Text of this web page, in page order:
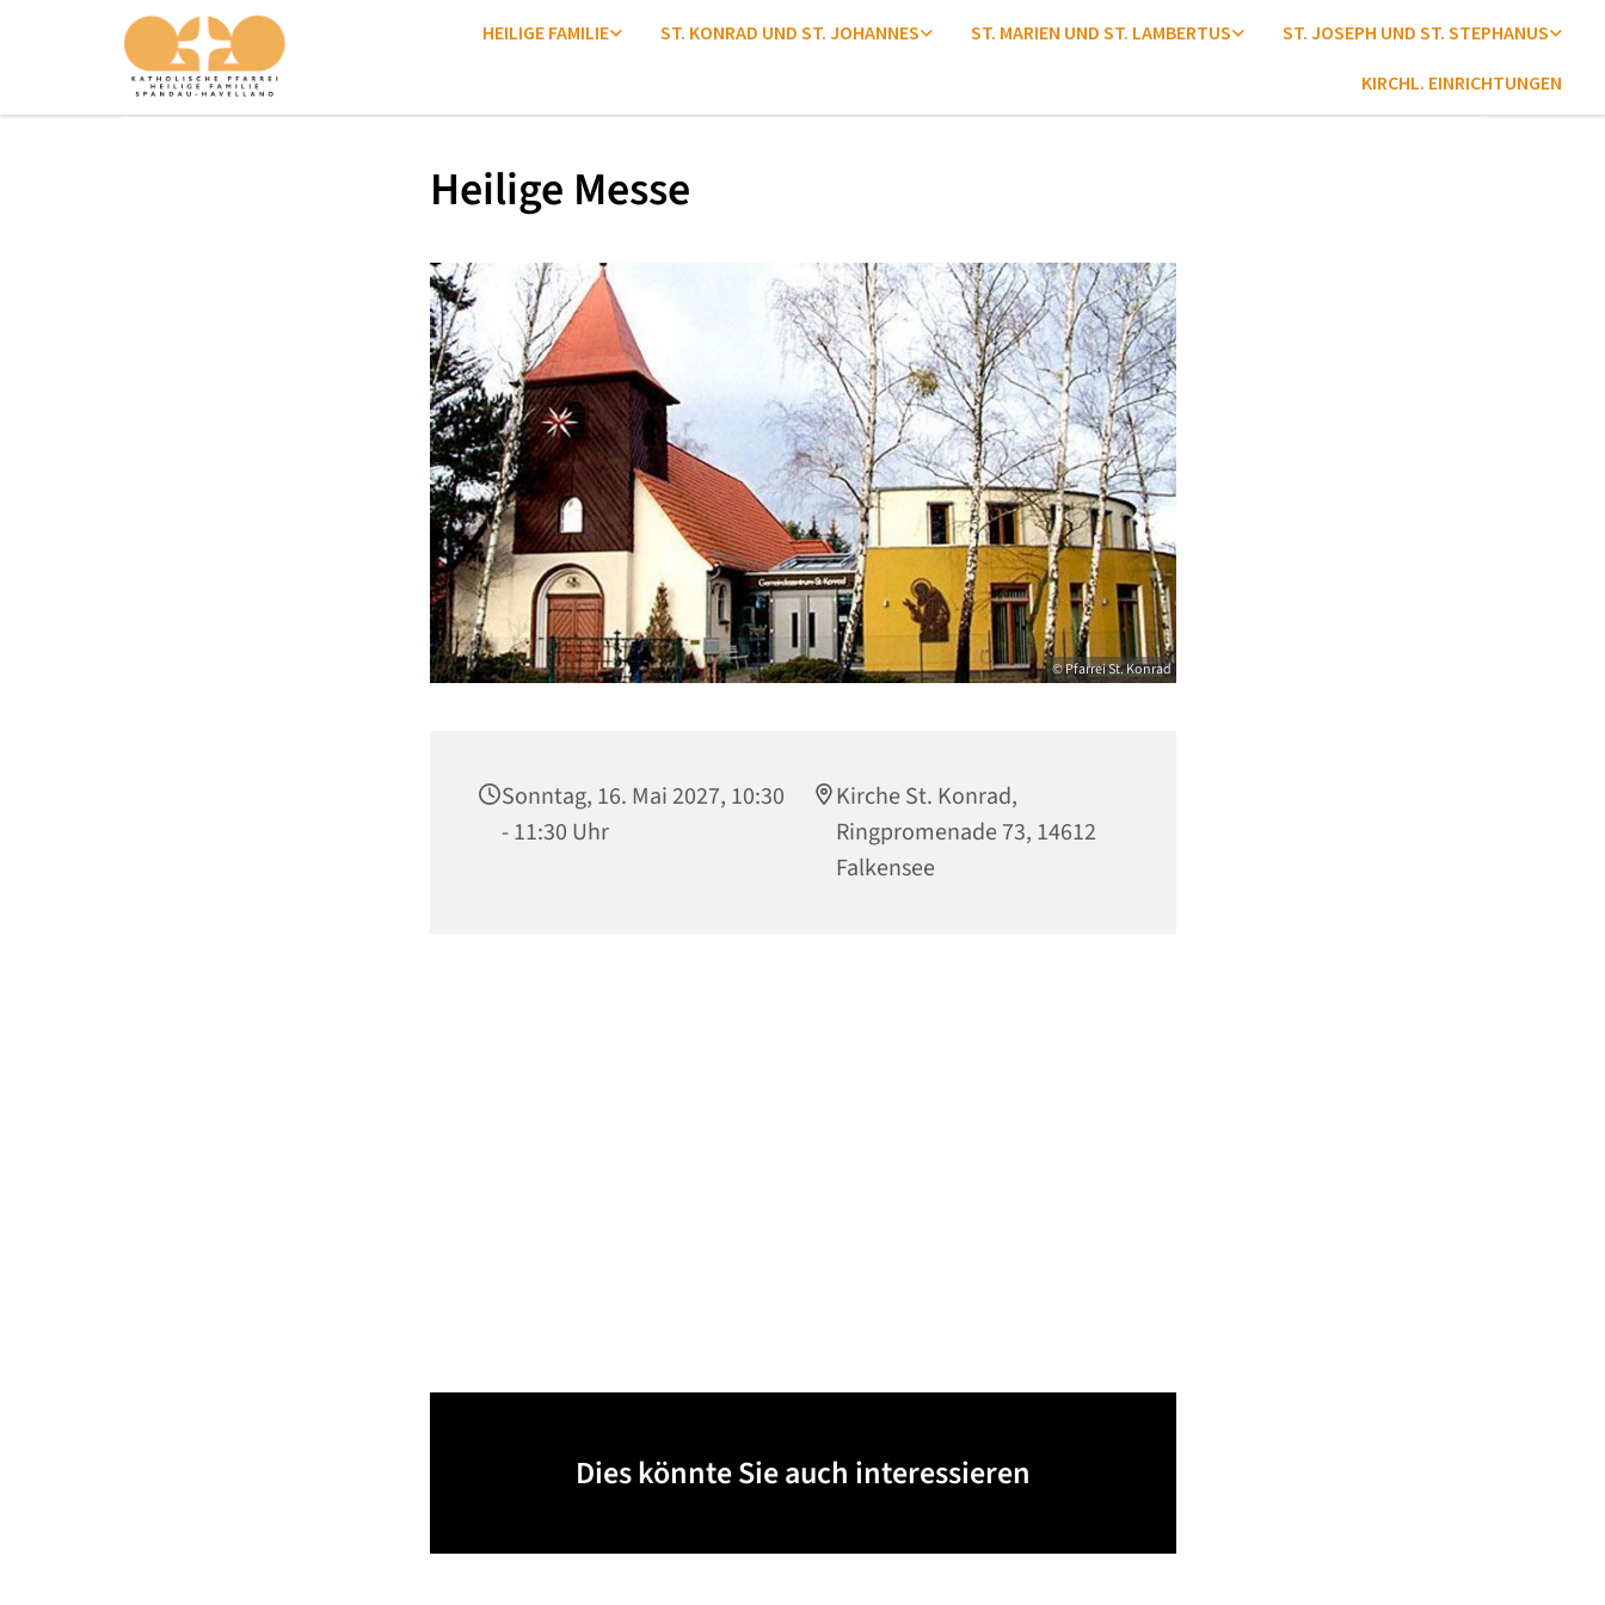
HEILIGE FAMILIE ST. KONRAD UND ST. JOHANNES ST. MARIEN UND ST. LAMBERTUS ST. JOSEPH UND ST. STEPHANUS
KIRCHL. EINRICHTUNGEN
Heilige Messe
© Pfarrei St. Konrad
Sonntag, 16. Mai 2027, 10:30
- 11:30 Uhr
Kirche St. Konrad,
Ringpromenade 73, 14612
Falkensee
Dies könnte Sie auch interessieren